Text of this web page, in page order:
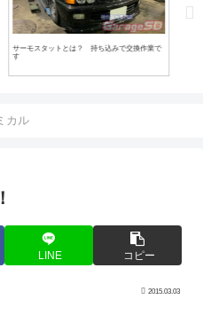
サーモスタットとは？ 持ち込みで交換作業で
す
カル
LINE コピー
2015.03.03